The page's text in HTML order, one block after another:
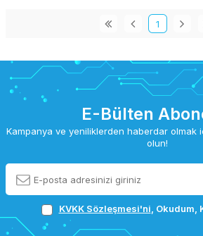
1
E-Bülten
Kampanya ve yeniliklerden haberdar olmak
olun!
KVKK Sözleşmesi'ni, Okudum,